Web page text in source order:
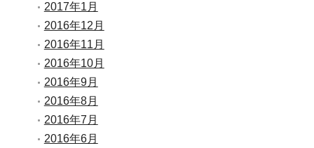
2017年1月
2016年12月
2016年11月
2016年10月
2016年9月
2016年8月
2016年7月
2016年6月